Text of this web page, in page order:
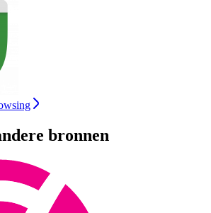
bronnen